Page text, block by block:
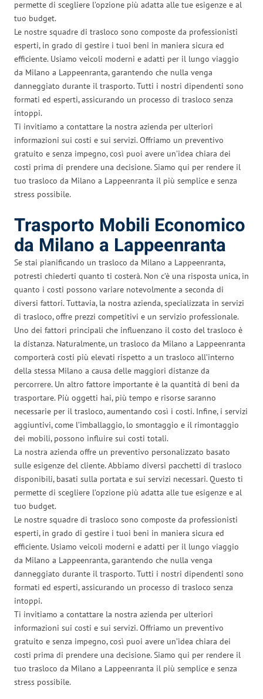
permette di scegliere l’opzione più adatta alle tue esigenze e al
tuo budget.
Le nostre squadre di trasloco sono composte da professionisti
esperti, in grado di gestire i tuoi beni in maniera sicura ed
efficiente. Usiamo veicoli moderni e adatti per il lungo viaggio
da Milano a Lappeenranta, garantendo che nulla venga
danneggiato durante il trasporto. Tutti i nostri dipendenti sono
formati ed esperti, assicurando un processo di trasloco senza
intoppi.
Ti invitiamo a contattare la nostra azienda per ulteriori
informazioni sui costi e sui servizi. Offriamo un preventivo
gratuito e senza impegno, così puoi avere un’idea chiara dei
costi prima di prendere una decisione. Siamo qui per rendere il
tuo trasloco da Milano a Lappeenranta il più semplice e senza
stress possibile.
Trasporto Mobili Economico
da Milano a Lappeenranta
Se stai pianificando un trasloco da Milano a Lappeenranta,
potresti chiederti quanto ti costerà. Non c’è una risposta unica, in
quanto i costi possono variare notevolmente a seconda di
diversi fattori. Tuttavia, la nostra azienda, specializzata in servizi
di trasloco, offre prezzi competitivi e un servizio professionale.
Uno dei fattori principali che influenzano il costo del trasloco è
la distanza. Naturalmente, un trasloco da Milano a Lappeenranta
comporterà costi più elevati rispetto a un trasloco all’interno
della stessa Milano a causa delle maggiori distanze da
percorrere. Un altro fattore importante è la quantità di beni da
trasportare. Più oggetti hai, più tempo e risorse saranno
necessarie per il trasloco, aumentando così i costi. Infine, i servizi
aggiuntivi, come l’imballaggio, lo smontaggio e il rimontaggio
dei mobili, possono influire sui costi totali.
La nostra azienda offre un preventivo personalizzato basato
sulle esigenze del cliente. Abbiamo diversi pacchetti di trasloco
disponibili, basati sulla portata e sui servizi necessari. Questo ti
permette di scegliere l’opzione più adatta alle tue esigenze e al
tuo budget.
Le nostre squadre di trasloco sono composte da professionisti
esperti, in grado di gestire i tuoi beni in maniera sicura ed
efficiente. Usiamo veicoli moderni e adatti per il lungo viaggio
da Milano a Lappeenranta, garantendo che nulla venga
danneggiato durante il trasporto. Tutti i nostri dipendenti sono
formati ed esperti, assicurando un processo di trasloco senza
intoppi.
Ti invitiamo a contattare la nostra azienda per ulteriori
informazioni sui costi e sui servizi. Offriamo un preventivo
gratuito e senza impegno, così puoi avere un’idea chiara dei
costi prima di prendere una decisione. Siamo qui per rendere il
tuo trasloco da Milano a Lappeenranta il più semplice e senza
stress possibile.